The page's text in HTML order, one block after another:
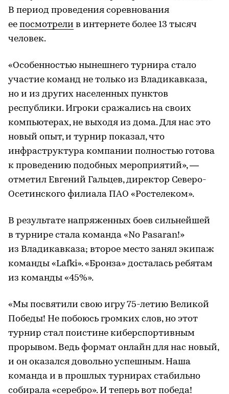
В период проведения соревнования
ее посмотрели в интернете более 13 тысяч
человек.
«Особенностью нынешнего турнира стало
участие команд не только из Владикавказа,
но и из других населенных пунктов
республики. Игроки сражались на своих
компьютерах, не выходя из дома. Для нас это
новый опыт, и турнир показал, что
инфраструктура компании полностью готова
к проведению подобных мероприятий», —
отметил Евгений Гальцев, директор Северо-
Осетинского филиала ПАО «Ростелеком».
В результате напряженных боев сильнейшей
в турнире стала команда «No Pasaran!»
из Владикавказа; второе место занял экипаж
команды «Lafki». «Бронза» досталась ребятам
из команды «45%».
«Мы посвятили свою игру 75-летию Великой
Победы! Не побоюсь громких слов, но этот
турнир стал поистине киберспортивным
прорывом. Ведь формат онлайн для нас новый,
и он оказался довольно успешным. Наша
команда и в прошлых турнирах стабильно
собирала «серебро». И теперь вот победа!